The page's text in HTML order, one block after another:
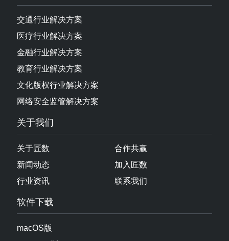
交通行业解决方案
医疗行业解决方案
金融行业解决方案
教育行业解决方案
文化版权行业解决方案
网络安全监管解决方案
关于我们
关于匠数
新闻动态
行业资讯
合作共赢
加入匠数
联系我们
软件下载
macOS版